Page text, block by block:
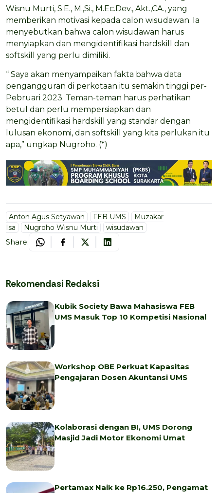
Wisnu Murti, S.E., M.,Si., M.Ec.Dev., Akt.,CA., yang
memberikan motivasi kepada calon wisudawan. Ia
menyebutkan bahwa calon wisudawan harus
menyiapkan dan mengidentifikasi hardskill dan
softskill yang perlu dimiliki.
“ Saya akan menyampaikan fakta bahwa data
pengangguran di perkotaan itu semakin tinggi per-
Pebruari 2023. Teman-teman harus perhatikan
betul dan perlu mempersiapkan dan
mengidentifikasi hardskill yang standar dengan
lulusan ekonomi, dan softskill yang kita perlukan itu
apa,” ungkap Nugroho. (*)
Anton Agus Setyawan FEB UMS
Muzakar
Isa
Nugroho Wisnu Murti wisudawan
Share:
Rekomendasi Redaksi
Kubik Society Bawa Mahasiswa FEB
UMS Masuk Top 10 Kompetisi Nasional
Workshop OBE Perkuat Kapasitas
Pengajaran Dosen Akuntansi UMS
Kolaborasi dengan BI, UMS Dorong
Masjid Jadi Motor Ekonomi Umat
Pertamax Naik ke Rp16.250, Pengamat